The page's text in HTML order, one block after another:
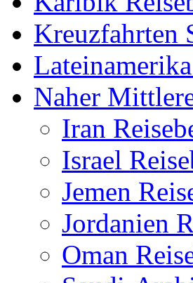
Kreuzfahrten
Naher
Iran
Israel
Jemen
Jordanien
Oman